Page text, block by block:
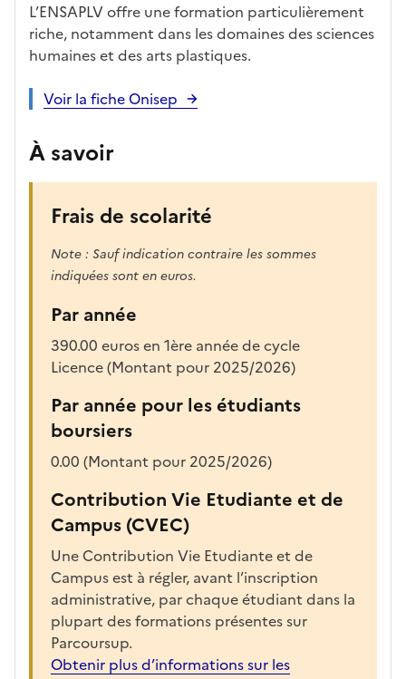
L’ENSAPLV offre une formation particulièrement
riche, notamment dans les domaines des sciences
humaines et des arts plastiques.
Voir la fiche Onisep
À savoir
Frais de scolarité
Note : Sauf indication contraire les sommes
indiquées sont en euros.
Par année
390.00 euros en 1ère année de cycle
Licence (Montant pour 2025/2026)
Par année pour les étudiants
boursiers
0.00 (Montant pour 2025/2026)
Contribution Vie Etudiante et de
Campus (CVEC)
Une Contribution Vie Etudiante et de
Campus est à régler, avant l’inscription
administrative, par chaque étudiant dans la
plupart des formations présentes sur
Parcoursup.
Obtenir plus d’informations sur les